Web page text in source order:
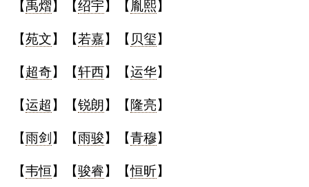
【禹熠】【绍宇】【 胤熙】
【苑文】【若嘉】【 贝玺】
【超奇】【轩西】【运华】
【运超 】【锐朗 】【 隆亮】
【雨剑 】【雨骏】【青穆】
【韦恒】【骏睿】【恒昕】